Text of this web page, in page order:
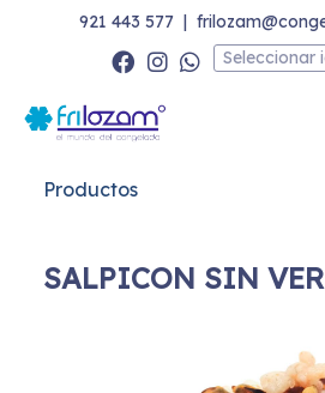
921 443 577 |
Seleccionar
Productos
SALPICON SIN